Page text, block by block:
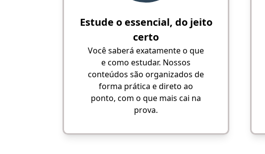
Estude o essencial, do jeito
certo
Você saberá exatamente o que
e como estudar. Nossos
conteúdos são organizados de
forma prática e direto ao
ponto, com o que mais cai na
prova.